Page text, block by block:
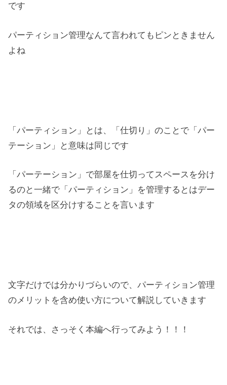
です
パーティション管理なんて言われてもピンときません
よね
「パーティション」とは、「仕切り」のことで「パー
テーション」と意味は同じです
「パーテーション」で部屋を仕切ってスペースを分け
るのと一緒で「パーティション」を管理するとはデー
タの領域を区分けすることを言います
文字だけでは分かりづらいので、パーティション管理
のメリットを含め使い方について解説していきます
それでは、さっそく本編へ行ってみよう！！！